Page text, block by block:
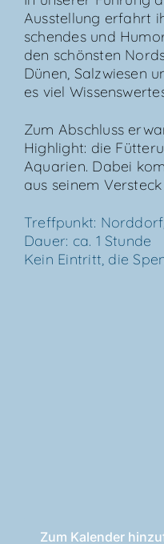
Aus­stel­lung erfahrt
schen­des und
den schöns­ten
Dünen, Salz­wie­sen
es viel
Zum Abschluss
High­light: die
Aqua­ri­en. Dabei
aus sei­nem
Treff­punkt:
Dau­er: ca. 1 Stun­de
Kein Ein­tritt, die
Zum Kalender